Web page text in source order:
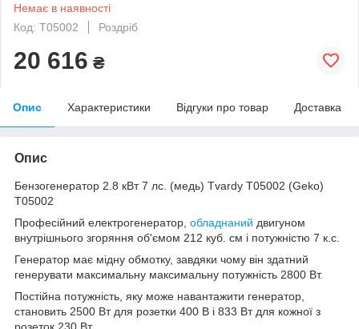
Немає в наявності
Код: T05002
Роздріб
20 616 ₴
Опис Характеристики Відгуки про товар Доставка
Опис
Бензогенератор 2.8 кВт 7 лс. (медь) Tvardy T05002 (Geko)
T05002
Професійний електрогенератор, обладнаний двигуном
внутрішнього згоряння об'ємом 212 куб. см і потужністю 7 к.с.
Генератор має мідну обмотку, завдяки чому він здатний
генерувати максимальну максимальну потужність 2800 Вт.
Постійна потужність, яку може навантажити генератор,
становить 2500 Вт для розетки 400 В і 833 Вт для кожної з
розеток 230 Вт.